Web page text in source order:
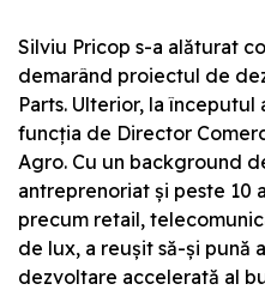
Silviu Pricop s-a alăturat
demarând proiectul de
Parts. Ulterior, la
funcția de Director
Agro. Cu un background
antreprenoriat și peste 10
precum retail,
de lux, a reușit să-și pună
dezvoltare accelerată al